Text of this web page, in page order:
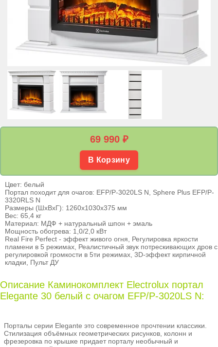
69 990 ₽
В Корзину
Цвет: белый
Портал походит для очагов: EFP/P-3020LS N, Sphere Plus EFP/P-
3320RLS N
Размеры (ШхВхГ): 1260х1030х375 мм
Вес: 65,4 кг
Материал: МДФ + натуральный шпон + эмаль
Мощность обогрева: 1,0/2,0 кВт
Real Fire Perfect - эффект живого огня, Регулировка яркости
пламени в 5 режимах, Реалистичный звук потрескивающих дров с
регулировкой громкости в 5ти режимах, 3D-эффект кирпичной
кладки, Пульт ДУ
Описание Каминокомплект Electrolux портал
Elegante 30 белый с очагом EFP/P-3020LS N:
Порталы серии Elegante это современное прочтении классики.
Стилизация объёмных геометрических рисунков, колонн и
фрезеровка по крышке придает порталу необычный и